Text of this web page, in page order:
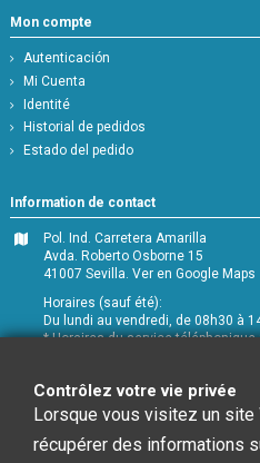
Mon compte
Autenticación
Mi Cuenta
Identité
Historial de pedidos
Estado del pedido
Information de contact
Pol. Ind. Carretera Amarilla
Avda. Roberto Osborne 15
41007 Sevilla.Ver en Google Maps
Horaires (sauf été):
Du lundi au vendredi, de 08h30 à
* Horaires du service
+34 954 072 580
Service Clients :
Contrôlez votre vie privée
Lorsque vous visitez un site
récupérer des informations